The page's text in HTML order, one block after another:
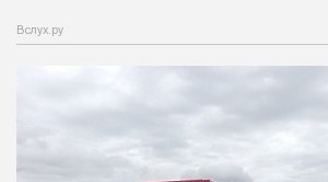
Вслух.ру